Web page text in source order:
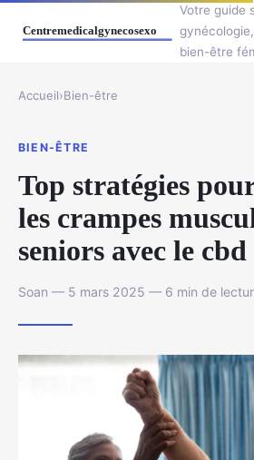
Votre guide
bien-être
Accueil›Bien-être
BIEN-ÊTRE
Top stratégies
les crampes
seniors avec le cbd
Soan — 5 mars 2025 — 6 min de